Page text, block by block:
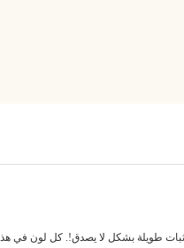
طويلة بشكل لا يصدق!. كل لون في